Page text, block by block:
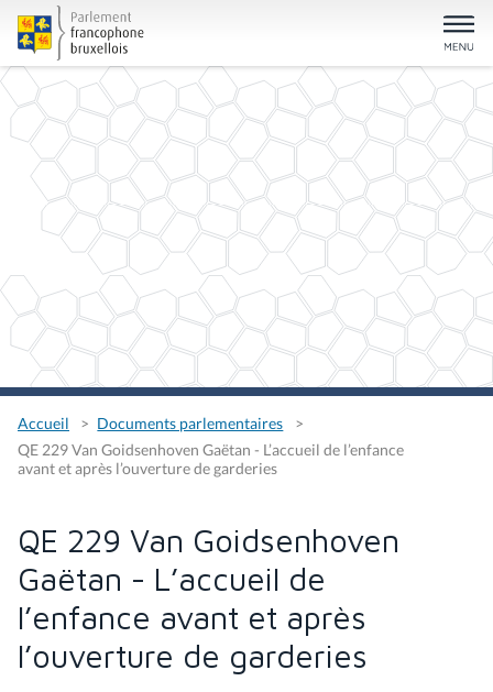
Accueil
Documents parlementaires
QE 229 Van Goidsenhoven Gaëtan - L’accueil de l’enfance
avant et après l’ouverture de garderies
QE 229 Van Goidsenhoven
Gaëtan - L’accueil de
l’enfance avant et après
l’ouverture de garderies